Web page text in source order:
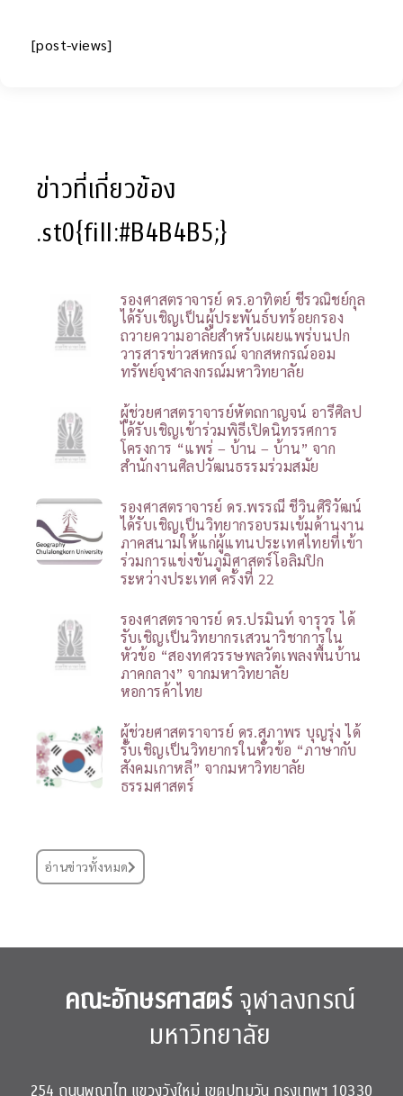
[post-views]
ข่าวที่เกี่ยวข้อง
.st0{fill:#B4B4B5;}
รองศาสตราจารย์ ดร.อาทิตย์ ชีรวณิชย์กุล
ได้รับเชิญเป็นผู้ประพันธ์บทร้อยกรอง
ถวายความอาลัยสำหรับเผยแพร่บนปก
วารสารข่าวสหกรณ์ จากสหกรณ์ออม
ทรัพย์จุฬาลงกรณ์มหาวิทยาลัย
ผู้ช่วยศาสตราจารย์หัตถกาญจน์ อารีศิลป
ได้รับเชิญเข้าร่วมพิธีเปิดนิทรรศการ
โครงการ “แพร่ – บ้าน – บ้าน” จาก
สำนักงานศิลปวัฒนธรรมร่วมสมัย
รองศาสตราจารย์ ดร.พรรณี ชีวินศิริวัฒน์
ได้รับเชิญเป็นวิทยากรอบรมเข้มด้านงาน
ภาคสนามให้แก่ผู้แทนประเทศไทยที่เข้า
ร่วมการแข่งขันภูมิศาสตร์โอลิมปิก
ระหว่างประเทศ ครั้งที่ 22
รองศาสตราจารย์ ดร.ปรมินท์ จารุวร ได้
รับเชิญเป็นวิทยากรเสวนาวิชาการใน
หัวข้อ “สองทศวรรษพลวัตเพลงพื้นบ้าน
ภาคกลาง” จากมหาวิทยาลัย
หอการค้าไทย
ผู้ช่วยศาสตราจารย์ ดร.สุภาพร บุญรุ่ง ได้
รับเชิญเป็นวิทยากรในหัวข้อ “ภาษากับ
สังคมเกาหลี” จากมหาวิทยาลัย
ธรรมศาสตร์
อ่านข่าวทั้งหมด
คณะอักษรศาสตร์จุฬาลงกรณ์
มหาวิทยาลัย
254 ถนนพญาไท แขวงวังใหม่ เขตปทุมวัน กรุงเทพฯ 10330